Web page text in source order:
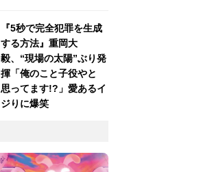
『5秒で完全犯罪を生成
する方法』重岡大
毅、“現場の太陽”ぶり発
揮「俺のこと子役やと
思ってます!?」愛あるイ
ジりに爆笑